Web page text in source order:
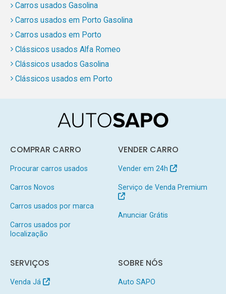
Carros usados Gasolina
Carros usados em Porto Gasolina
Carros usados em Porto
Clássicos usados Alfa Romeo
Clássicos usados Gasolina
Clássicos usados em Porto
COMPRAR CARRO
Procurar carros usados
Carros Novos
Carros usados por marca
Carros usados por
localização
VENDER CARRO
Vender em 24h
Serviço de Venda Premium
Anunciar Grátis
SERVIÇOS
Venda Já
SOBRE NÓS
Auto SAPO